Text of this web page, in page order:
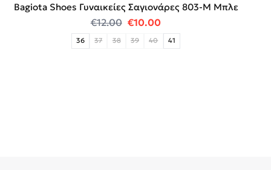
Bagiota Shoes Γυναικείες Σαγιονάρες 803-Μ Μπλε
€12.00 Original price was: €12.00.
€10.00Η τρέχουσα τιμή
36 37 38 39 40 41